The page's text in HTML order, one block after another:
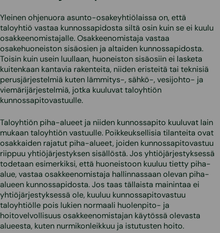
Yleinen ohjenuora asunto-osakeyhtiölaissa on, että
taloyhtiö vastaa kunnossapidosta siltä osin kuin se ei kuulu
osakkeenomistajalle. Osakkeenomistaja vastaa
osakehuoneiston sisäosien ja altaiden kunnossapidosta.
Toisin kuin usein luullaan, huoneiston sisäosiin ei lasketa
kuitenkaan kantavia rakenteita, niiden eristeitä tai teknisiä
perusjärjestelmiä kuten lämmitys-, sähkö-, vesijohto- ja
viemärijärjestelmiä, jotka kuuluvat taloyhtiön
kunnossapitovastuulle.
Taloyhtiön piha-alueet ja niiden kunnossapito kuuluvat lain
mukaan taloyhtiön vastuulle. Poikkeuksellisia tilanteita ovat
osakkaiden rajatut piha-alueet, joiden kunnossapitovastuu
riippuu yhtiöjärjestyksen sisällöstä. Jos yhtiöjärjestyksessä
todetaan esimerkiksi, että huoneistoon kuuluu tietty piha-
alue, vastaa osakkeenomistaja hallinnassaan olevan piha-
alueen kunnossapidosta. Jos taas tällaista mainintaa ei
yhtiöjärjestyksessä ole, kuuluu kunnossapitovastuu
taloyhtiölle pois lukien normaali huolenpito- ja
hoitovelvollisuus osakkeenomistajan käytössä olevasta
alueesta, kuten nurmikonleikkuu ja istutusten hoito.